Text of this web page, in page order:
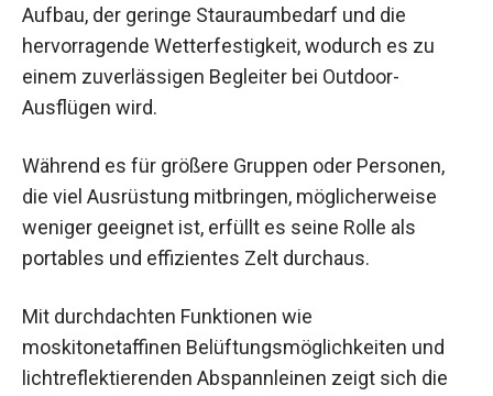
Aufbau, der geringe Stauraumbedarf und die
hervorragende Wetterfestigkeit, wodurch es zu
einem zuverlässigen Begleiter bei Outdoor-
Ausflügen wird.
Während es für größere Gruppen oder Personen,
die viel Ausrüstung mitbringen, möglicherweise
weniger geeignet ist, erfüllt es seine Rolle als
portables und effizientes Zelt durchaus.
Mit durchdachten Funktionen wie
moskitonetaffinen Belüftungsmöglichkeiten und
lichtreflektierenden Abspannleinen zeigt sich die